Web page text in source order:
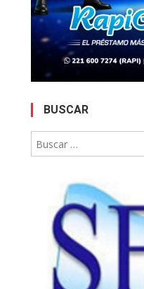
BUSCAR